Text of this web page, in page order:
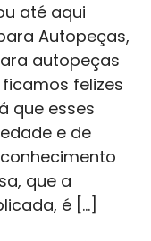
até aqui
Autopeças,
autopeças
felizes
que esses
e de
que a
é […]